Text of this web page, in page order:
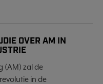
OVER AM IN
(AM) zal de
in de